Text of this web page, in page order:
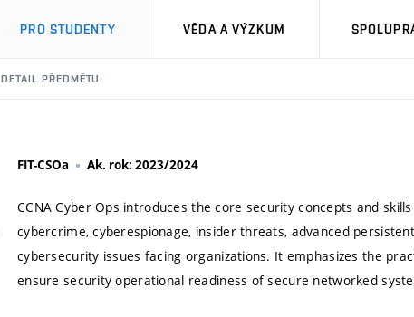
PRO STUDENTY VĚDA A VÝZKUM
DETAIL PŘEDMĚTU
FIT-CSOa Ak. rok: 2023/2024
CCNA Cyber Ops introduces the core security concepts and
cybercrime, cyberespionage, insider threats, advanced
cybersecurity issues facing organizations. It emphasizes the
ensure security operational readiness of secure networked